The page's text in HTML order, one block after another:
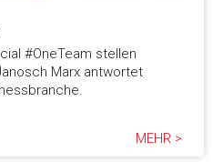
#OneTeam stellen
Marx antwortet
MEHR >